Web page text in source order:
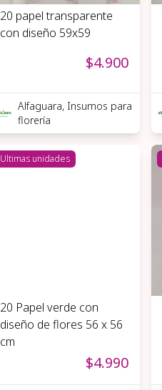
20 papel transparente
con diseño 59x59
$4.900
Alfaguara, Insumos para
florería
Ultimas unidades
20 Papel verde con
diseño de flores 56 x 56
cm
$4.990